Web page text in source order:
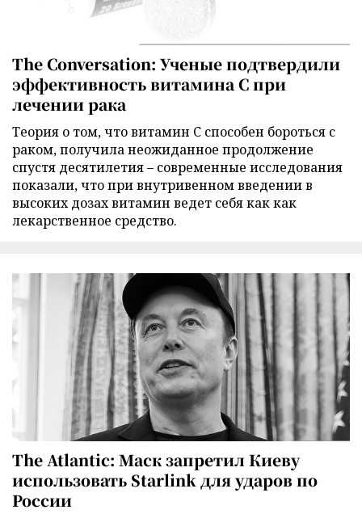
The Conversation: Ученые подтвердили
эффективность витамина C при
лечении рака
Теория о том, что витамин C способен бороться с
раком, получила неожиданное продолжение
спустя десятилетия – современные исследования
показали, что при внутривенном введении в
высоких дозах витамин ведет себя как как
лекарственное средство.
The Atlantic: Маск запретил Киеву
использовать Starlink для ударов по
России